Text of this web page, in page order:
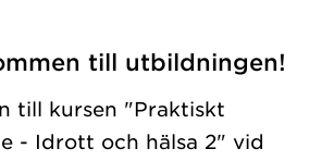
till utbildningen!
till kursen "Praktiskt
- Idrott och hälsa 2" vid